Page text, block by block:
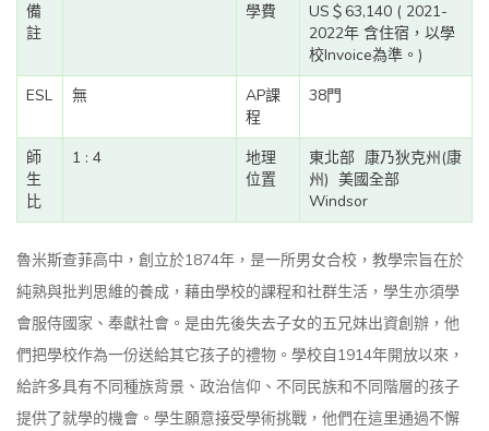
備
註
學費
US＄63,140 ( 2021-
2022年 含住宿，以學
校Invoice為準。)
ESL
無
AP課
程
38門
師
生
比
1 : 4
地理
位置
東北部 康乃狄克州(康
州) 美國全部
Windsor
魯米斯查菲高中，創立於1874年，昰一所男女合校，教學宗旨在於
純熟與批判思維的養成，藉由學校的課程和社群生活，學生亦須學
會服侍國家、奉獻社會。是由先後失去子女的五兄妹出資創辦，他
們把學校作為一份送給其它孩子的禮物。學校自1914年開放以來，
給許多具有不同種族背景、政治信仰、不同民族和不同階層的孩子
提供了就學的機會。學生願意接受學術挑戰，他們在這里通過不懈